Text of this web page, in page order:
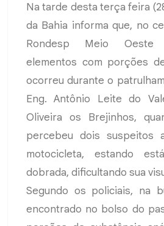
Na tarde desta terça feira
da Bahia informa que, no
Rondesp Meio Oeste
elementos com porções
ocorreu durante o
Eng. Antônio Leite do
Oliveira os Brejinhos,
percebeu dois suspeitos
motocicleta, estando
dobrada, dificultando sua
Segundo os policiais, na
encontrado no bolso do